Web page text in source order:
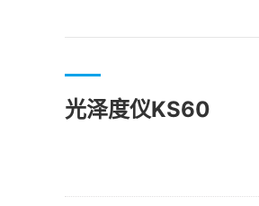
光泽度仪KS60